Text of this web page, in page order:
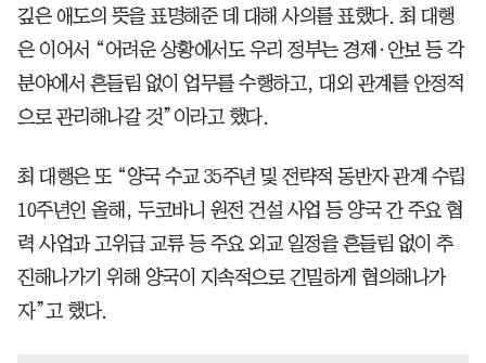
깊은 애도의 뜻을 표명해준 데 대해 사의를 표했다. 최 대행
은 이어서 “어려운 상황에서도 우리 정부는 경제·안보 등 각
분야에서 흔들림 없이 업무를 수행하고, 대외 관계를 안정적
으로 관리해나갈 것”이라고 했다.
최 대행은 또 “양국 수교 35주년 및 전략적 동반자 관계 수립
10주년인 올해, 두코바니 원전 건설 사업 등 양국 간 주요 협
력 사업과 고위급 교류 등 주요 외교 일정을 흔들림 없이 추
진해나가기 위해 양국이 지속적으로 긴밀하게 협의해나가
자”고 했다.